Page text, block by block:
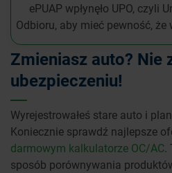
ePUAP wpłynęło UPO, czyli
Odbioru, aby mieć pewność, że
Zmieniasz auto? Nie
ubezpieczeniu!
Wyrejestrowałeś stare auto i
Koniecznie sprawdź najlepsze
darmowym kalkulatorze OC/AC.
sposób porównywania